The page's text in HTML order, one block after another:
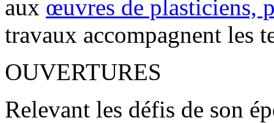
aux œuvres de plasticiens,
travaux accompagnent les
OUVERTURES
Relevant les défis de son